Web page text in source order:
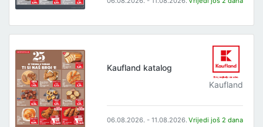
Kaufland katalog
Kaufland
06.08.2026. - 11.08.2026. Vrijedi još 2 dana